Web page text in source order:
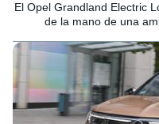
El Opel Grandland Electric
de la mano de una